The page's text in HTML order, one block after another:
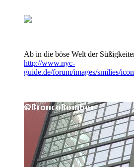
Ab in die böse Welt der
http://www.nyc-
guide.de/forum/images/smilies/